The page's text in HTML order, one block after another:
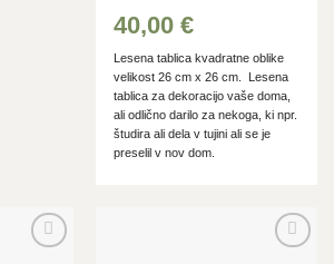
40,00€
Lesena tablica kvadratne oblike
velikost 26 cm x 26 cm. Lesena
tablica za dekoracijo vaše doma,
ali odlično darilo za nekoga, ki npr.
študira ali dela v tujini ali se je
preselil v nov dom.